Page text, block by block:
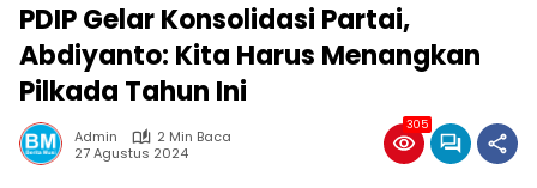
PDIP Gelar Konsolidasi Partai,
Abdiyanto: Kita Harus Menangkan
Pilkada Tahun Ini
Admin
2 Min Baca
27 Agustus 2024
305